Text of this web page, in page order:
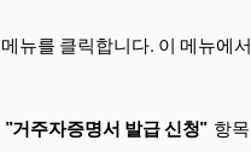
메뉴를 클릭합니다. 이 메뉴에
"거주자증명서 발급 신청" 항